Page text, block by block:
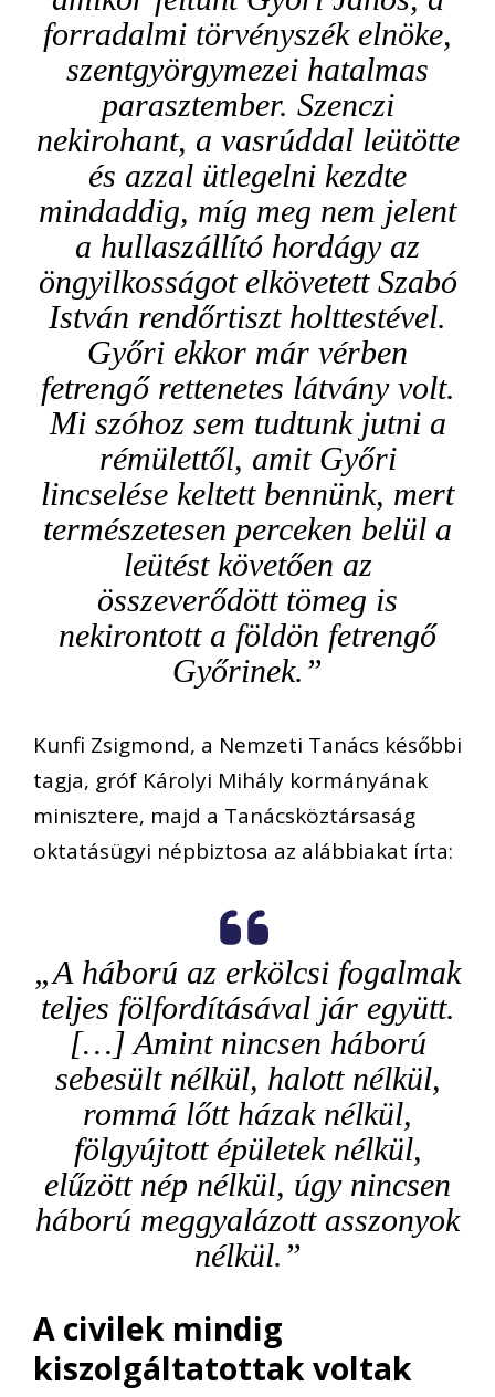
forradalmi törvényszék elnöke,
szentgyörgymezei hatalmas
parasztember. Szenczi
nekirohant, a vasrúddal leütötte
és azzal ütlegelni kezdte
mindaddig, míg meg nem jelent
a hullaszállító hordágy az
öngyilkosságot elkövetett Szabó
István rendőrtiszt holttestével.
Győri ekkor már vérben
fetrengő rettenetes látvány volt.
Mi szóhoz sem tudtunk jutni a
rémülettől, amit Győri
lincselése keltett bennünk, mert
természetesen perceken belül a
leütést követően az
összeverődött tömeg is
nekirontott a földön fetrengő
Győrinek.”
Kunfi Zsigmond, a Nemzeti Tanács későbbi
tagja, gróf Károlyi Mihály kormányának
minisztere, majd a Tanácsköztársaság
oktatásügyi népbiztosa az alábbiakat írta:
„A háború az erkölcsi fogalmak
teljes fölfordításával jár együtt.
[…] Amint nincsen háború
sebesült nélkül, halott nélkül,
rommá lőtt házak nélkül,
fölgyújtott épületek nélkül,
elűzött nép nélkül, úgy nincsen
háború meggyalázott asszonyok
nélkül.”
A civilek mindig
kiszolgáltatottak voltak